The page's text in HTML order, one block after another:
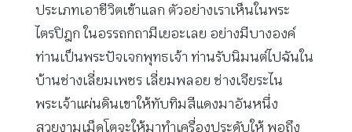
ประเภทเอาชีวิตเข้าแลก ตัวอย่างเราเห็นในพระ
ไตรปิฎก ในอรรถกถามีเยอะเลย อย่างมีบางองค์
ท่านเป็นพระปัจเจกพุทธเจ้า ท่านรับนิมนต์ไปฉันใน
บ้านช่างเลี่ยมเพชร เลี่ยมพลอย ช่างเจียระไน
พระเจ้าแผ่นดินเขาให้ทับทิมสีแดงมาอันหนึ่ง
สวยงามเม็ดโตจะให้มาทำเครื่องประดับให้ พอถึง